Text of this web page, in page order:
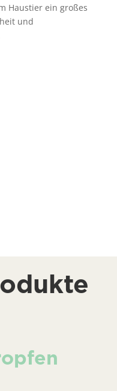
Haustier ein großes
und